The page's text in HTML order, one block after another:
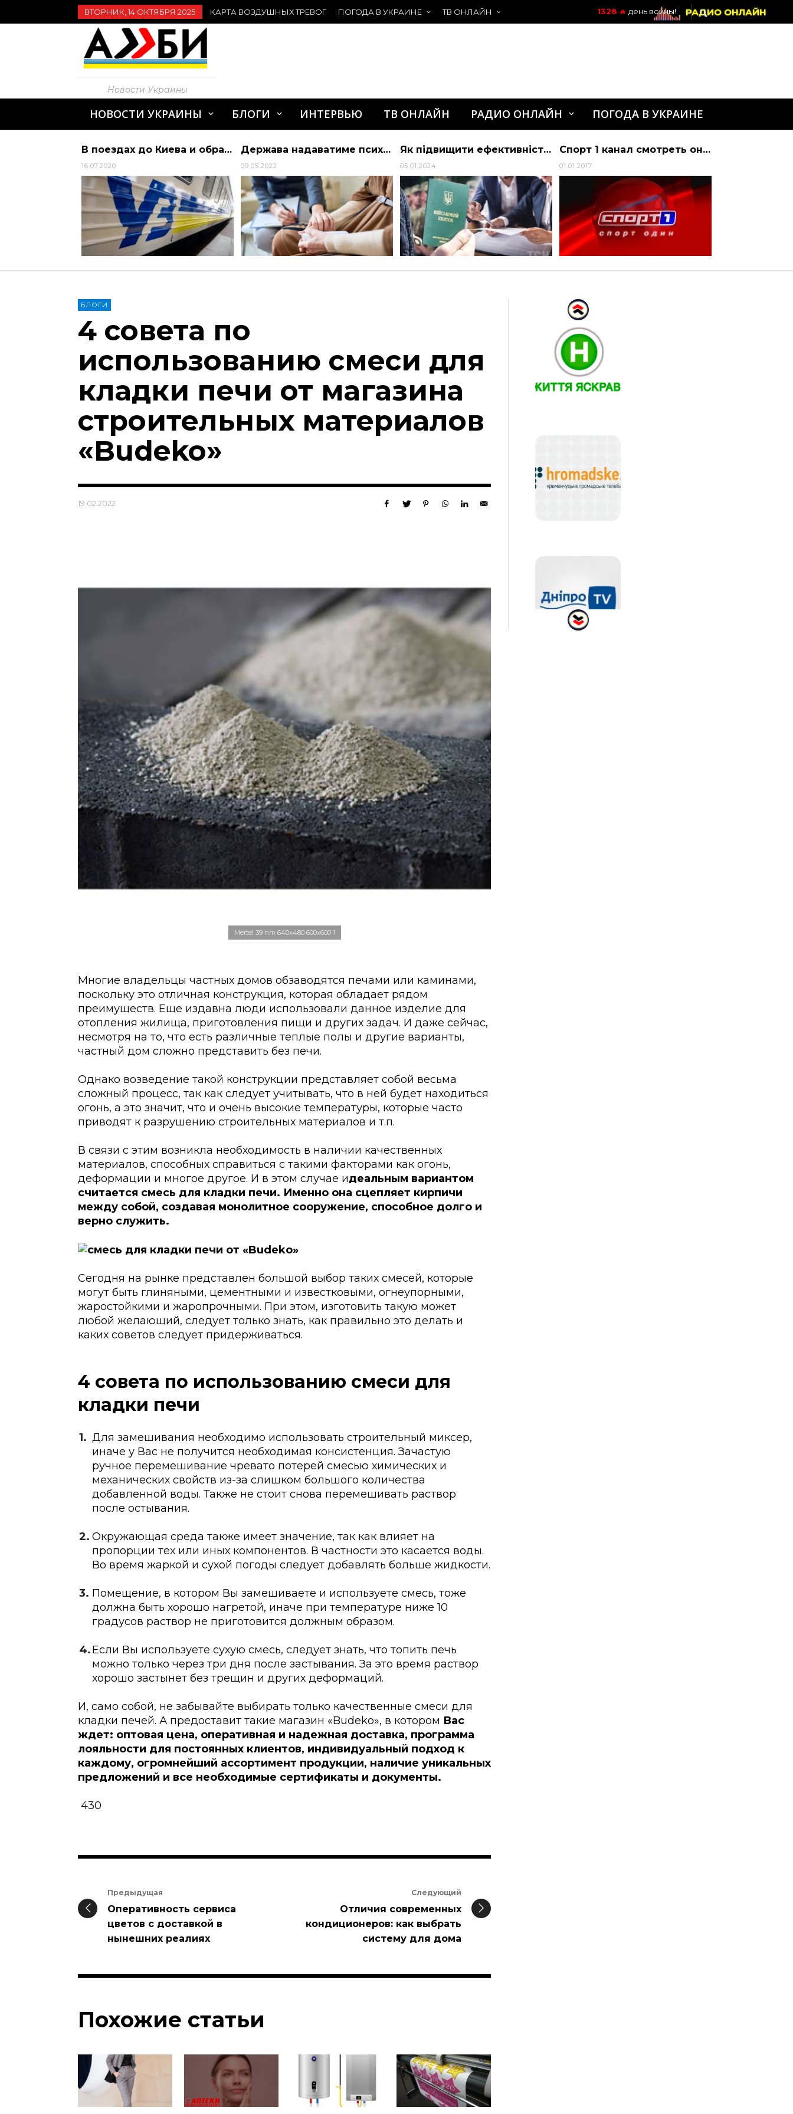
ВТОРНИК, 14 ОКТЯБРЯ 2025 КАРТА ВОЗДУШНЫХ ТРЕВОГ ПОГОДА В УКРАИНЕ ТВ ОНЛАЙН РАДИО ОНЛАЙН
1328 🔥день войны!
Новости Украины
НОВОСТИ УКРАИНЫ БЛОГИ ИНТЕРВЬЮ ТВ ОНЛАЙН РАДИО ОНЛАЙН ПОГОДА В УКРАИНЕ
В поездах до Киева и обратно будут продавать 100% билетов | Алиби
16.07.2020
Держава надаватиме психологічну допомогу постраждалим від війни з росією
09.05.2022
Як підвищити ефективність мобілізації: три важливі поради від військових
05.01.2024
Спорт 1 канал смотреть онлайн
01.01.2017
БЛОГИ
4 совета по
использованию смеси для
кладки печи от магазина
строительных материалов
«Budeko»
19.02.2022
Mertel 39 nm 640x480 600x600 1
Многие владельцы частных домов обзаводятся печами или каминами,
поскольку это отличная конструкция, которая обладает рядом
преимуществ. Еще издавна люди использовали данное изделие для
отопления жилища, приготовления пищи и других задач. И даже сейчас,
несмотря на то, что есть различные теплые полы и другие варианты,
частный дом сложно представить без печи.
Однако возведение такой конструкции представляет собой весьма
сложный процесс, так как следует учитывать, что в ней будет находиться
огонь, а это значит, что и очень высокие температуры, которые часто
приводят к разрушению строительных материалов и т.п.
В связи с этим возникла необходимость в наличии качественных
материалов, способных справиться с такими факторами как огонь,
деформации и многое другое. И в этом случае идеальным вариантом
считается смесь для кладки печи. Именно она сцепляет кирпичи
между собой, создавая монолитное сооружение, способное долго и
верно служить.
Сегодня на рынке представлен большой выбор таких смесей, которые
могут быть глиняными, цементными и известковыми, огнеупорными,
жаростойкими и жаропрочными. При этом, изготовить такую может
любой желающий, следует только знать, как правильно это делать и
каких советов следует придерживаться.
4 совета по использованию смеси для
кладки печи
Для замешивания необходимо использовать строительный миксер,
иначе у Вас не получится необходимая консистенция. Зачастую
ручное перемешивание чревато потерей смесью химических и
механических свойств из-за слишком большого количества
добавленной воды. Также не стоит снова перемешивать раствор
после остывания.
Окружающая среда также имеет значение, так как влияет на
пропорции тех или иных компонентов. В частности это касается воды.
Во время жаркой и сухой погоды следует добавлять больше жидкости.
Помещение, в котором Вы замешиваете и используете смесь, тоже
должна быть хорошо нагретой, иначе при температуре ниже 10
градусов раствор не приготовится должным образом.
Если Вы используете сухую смесь, следует знать, что топить печь
можно только через три дня после застывания. За это время раствор
хорошо застынет без трещин и других деформаций.
И, само собой, не забывайте выбирать только качественные смеси для
кладки печей. А предоставит такие магазин «Budeko», в котором Вас
ждет: оптовая цена, оперативная и надежная доставка, программа
лояльности для постоянных клиентов, индивидуальный подход к
каждому, огромнейший ассортимент продукции, наличие уникальных
предложений и все необходимые сертификаты и документы.
430
Предыдущая
Оперативность сервиса
цветов с доставкой в
нынешних реалиях
Следующий
Отличия современных
кондиционеров: как выбрать
систему для дома
Похожие статьи